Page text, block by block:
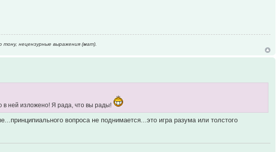
нецензурные выpажения (мат).
в ней изложено! Я рада, что вы рады!
вопроса не поднимается...это игра разума или толстого